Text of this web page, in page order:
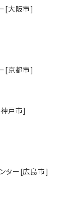
[大阪市]
[京都市]
戸市]
ター[広島市]